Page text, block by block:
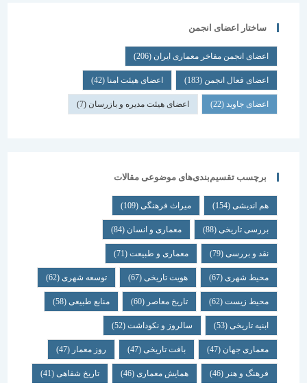
ساختار اعضای انجمن
اعضای انجمن مفاخر معماری ایران (206)
اعضای فعال انجمن(183) اعضای هیئت امنا(42)
اعضای جاوید(22) اعضای هیئت مدیره و بازرسان(7)
برچسب تقسیم‌بندی‌های موضوعی مقالات
هم اندیشی (154) میراث فرهنگی (109)
بررسی تاریخی (88) معماری و انسان (84)
نقد و بررسی (79) معماری و طبیعت (71)
محیط شهری(67) هویت تاریخی(67) توسعه شهری(62)
محیط زیست(62) تاریخ معاصر(60) منابع طبیعی(58)
ابنیه تاریخی(53) سالروز و نکوداشت(52)
معماری جهان (47) بافت تاریخی(47) روز معمار(47)
فرهنگ و هنر(46) همایش معماری (46) تاریخ شفاهی (41)